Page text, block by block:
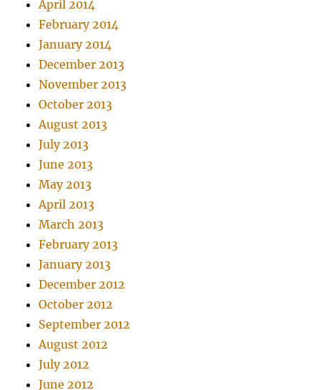
April 2014
February 2014
January 2014
December 2013
November 2013
October 2013
August 2013
July 2013
June 2013
May 2013
April 2013
March 2013
February 2013
January 2013
December 2012
October 2012
September 2012
August 2012
July 2012
June 2012